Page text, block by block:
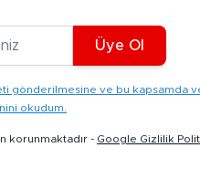
Üye Ol
gönderilmesine ve bu kapsamda
okudum.
korunmaktadır - Google Gizlilik